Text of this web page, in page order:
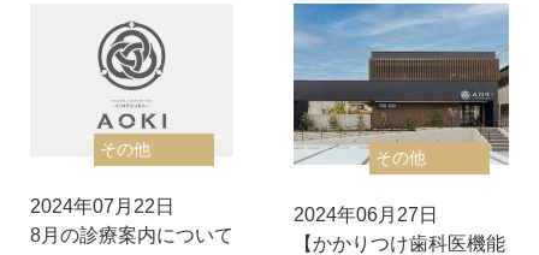
その他
2024年07月22日
8月の診療案内について
その他
2024年06月27日
【かかりつけ歯科医機能